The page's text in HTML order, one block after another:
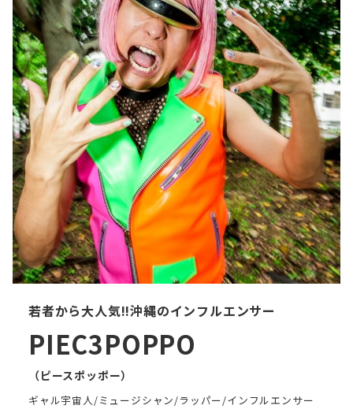
若者から大人気!!沖縄のインフルエンサー
PIEC3POPPO
（ピースポッポー）
ギャル宇宙人/ミュージシャン/ラッパー/インフルエンサー